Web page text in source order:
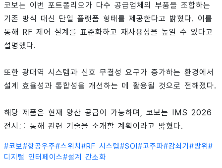
코보는 이번 포트폴리오가 다수 공급업체의 부품을 조합하는
기존 방식 대신 단일 플랫폼 형태를 제공한다고 밝혔다. 이를
통해 RF 제어 설계를 표준화하고 재사용성을 높일 수 있다고
설명했다.
또한 광대역 시스템과 신호 무결성 요구가 증가하는 환경에서
설계 효율성과 통합성을 개선하는 데 활용될 것으로 전해졌다.
해당 제품은 현재 양산 공급이 가능하며, 코보는 IMS 2026
전시를 통해 관련 기술을 소개할 계획이라고 밝혔다.
#코보#항공우주#스위치 #RF 시스템#SOI#고주파#감쇠기 #방위 #
디지털 인터페이스#설계 간소화